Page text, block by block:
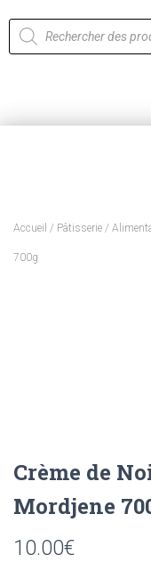
Accueil / Pâtisserie /
700g
Crème de
Mordjene
10.00€